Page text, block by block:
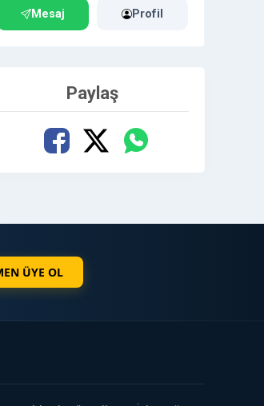
Mesaj Profil
Paylaş
ÜYE OL